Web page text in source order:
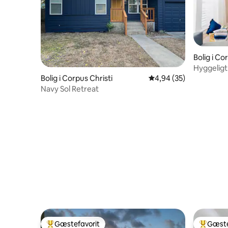
Bolig i Corpus Christi 4,94 ud af 5 i
4,94 (35)
Navy Sol Retreat
Bolig i
Gæstefavorit